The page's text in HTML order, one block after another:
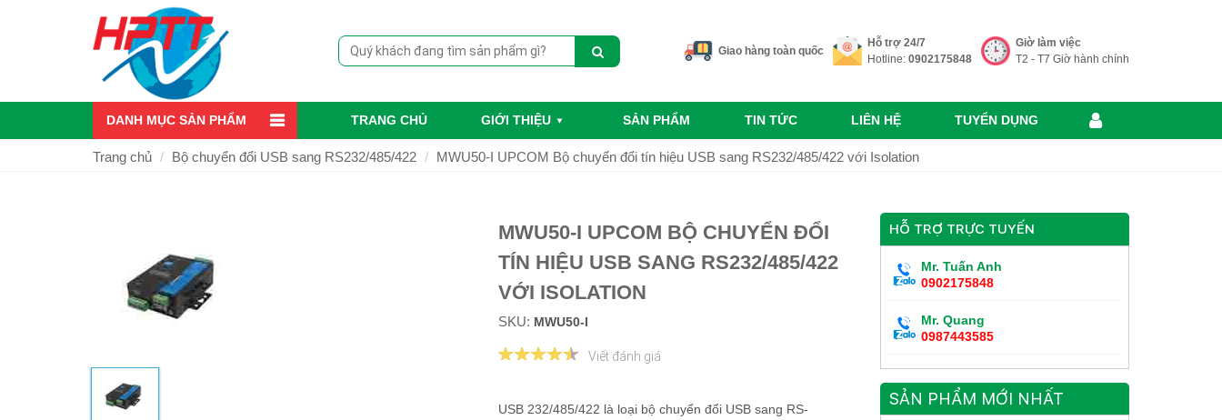
Giao hàng toàn quốc
Hỗ trợ 24/7
Hotline: 0902175848
Giờ làm việc
T2 - T7 Giờ hành chính
DANH MỤC SẢN PHẨM TRANG CHỦ GIỚI THIỆU SẢN PHẨM TIN TỨC LIÊN HỆ TUYỂN DỤNG
Trang chủ Bộ chuyển đổi USB sang RS232/485/422 MWU50-I UPCOM Bộ chuyển đổi tín hiệu USB sang RS232/485/422 với Isolation
MWU50-I UPCOM BỘ CHUYỂN ĐỔI
TÍN HIỆU USB SANG RS232/485/422
VỚI ISOLATION
SKU: MWU50-I
Viết đánh giá
USB 232/485/422 là loại bộ chuyển đổi USB sang RS-
HỖ TRỢ TRỰC TUYẾN
Mr. Tuấn Anh
0902175848
Mr. Quang
0987443585
SẢN PHẨM MỚI NHẤT